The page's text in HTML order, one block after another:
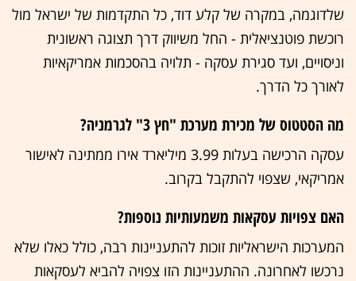
שלדוגמה, במקרה של קלע דוד, כל התקדמות של ישראל מול
רוכשת פוטנציאלית - החל משיווק דרך תצוגה ראשונית
וניסויים, ועד סגירת עסקה - תלויה בהסכמות אמריקאיות
לאורך כל הדרך.
מה הסטטוס של מכירת מערכת "חץ 3" לגרמניה?
עסקה הרכישה בעלות 3.99 מיליארד אירו ממתינה לאישור
אמריקאי, שצפוי להתקבל בקרוב.
האם צפויות עסקאות משמעותיות נוספות?
המערכות הישראליות זוכות להתעניינות רבה, כולל כאלו שלא
נרכשו לאחרונה. ההתעניינות הזו צפויה להביא לעסקאות